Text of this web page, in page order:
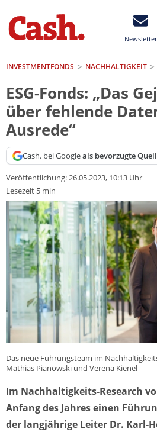
Newsletter
INVESTMENTFONDS NACHHALTIGKEIT
ESG-Fonds: „Das
über fehlende
Ausrede“
Cash. bei Googleals bevorzugte
Veröffentlichung:26.05.2023, 10:13 Uhr
Lesezeit 5 min
Das neue Führungsteam im
Mathias Pianowski und Verena Kienel
Im Nachhaltigkeits-Research
Anfang des Jahres einen
der langjährige Leiter Dr. Karl-